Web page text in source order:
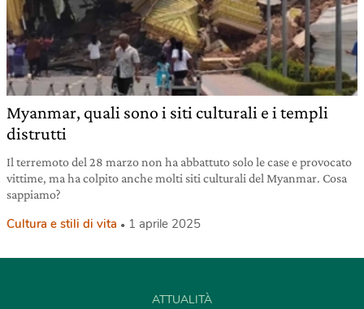
Myanmar, quali sono i siti culturali e i templi
distrutti
Il terremoto del 28 marzo non ha abbattuto solo le case e provocato
vittime, ma ha colpito anche molti siti culturali del Myanmar. Cosa
sappiamo?
Cultura e stili di vita 1 aprile 2025
ATTUALITÀ